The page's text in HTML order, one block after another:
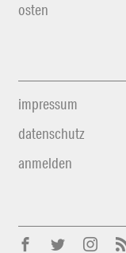
osten
impressum
datenschutz
anmelden